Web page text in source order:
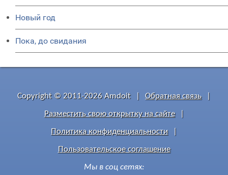
Новый год
Пока, до свидания
Copyright © 2011-2026 Amdoit Обратная связь
Разместить свою открытку на сайте
Политика конфиденциальности
Пользовательское соглашение
Мы в соц сетях: